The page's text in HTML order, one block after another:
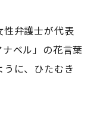
弁護士が代表
ベル」の花言葉
うに、ひたむき